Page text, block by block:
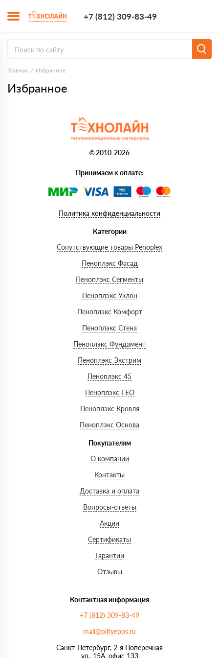
+7 (812) 309-83-49
Главная Избранное
Избранное
© 2010-2026
Принимаем к оплате:
Политика конфиденциальности
Категории
Сопутствующие товары Penoplex
Пеноплэкс Фасад
Пеноплэкс Сегменты
Пеноплэкс Уклон
Пеноплэкс Комфорт
Пеноплэкс Стена
Пеноплэкс Фундамент
Пеноплэкс Экстрим
Пеноплэкс 45
Пеноплэкс ГЕО
Пеноплэкс Кровля
Пеноплэкс Основа
Покупателям
О компании
Контакты
Доставка и оплата
Вопросы-ответы
Акции
Сертификаты
Гарантии
Отзывы
Контактная информация
+7 (812) 309-83-49
mail@plityepps.ru
Санкт-Петербург, 2-я Поперечная
ул., 15А, офис 133